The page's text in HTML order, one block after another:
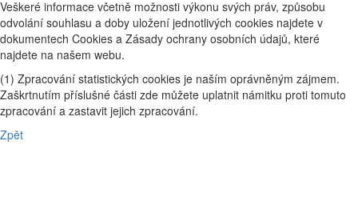
Veškeré informace včetně možnosti výkonu svých práv, způsobu
odvolání souhlasu a doby uložení jednotlivých cookies najdete v
dokumentech Cookies a Zásady ochrany osobních údajů, které
najdete na našem webu.
(1) Zpracování statistických cookies je naším oprávněným zájmem.
Zaškrtnutím příslušné části zde můžete uplatnit námitku proti tomuto
zpracování a zastavit jejich zpracování.
Zpět